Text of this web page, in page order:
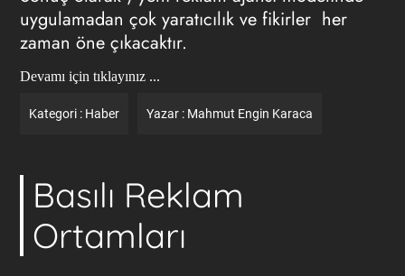
uygulamadan çok yaratıcılık ve fikirler her
zaman öne çıkacaktır.
Devamı için tıklayınız ...
Kategori : Haber Yazar : Mahmut Engin Karaca
Basılı Reklam
Ortamları